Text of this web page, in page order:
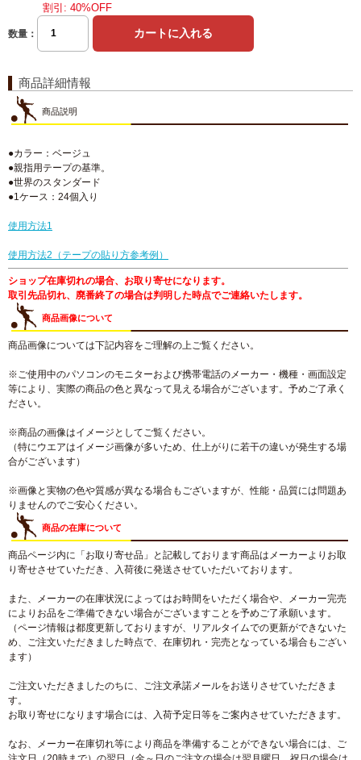
割引: 40%OFF
数量：
商品詳細情報
商品説明
●カラー：ベージュ
●親指用テープの基準。
●世界のスタンダード
●1ケース：24個入り
使用方法1
使用方法2（テープの貼り方参考例）
ショップ在庫切れの場合、お取り寄せになります。
取引先品切れ、廃番終了の場合は判明した時点でご連絡いたします。
商品画像について
商品画像については下記内容をご理解の上ご覧ください。
※ご使用中のパソコンのモニターおよび携帯電話のメーカー・機種・画面設定
等により、実際の商品の色と異なって見える場合がございます。予めご了承く
ださい。
※商品の画像はイメージとしてご覧ください。
（特にウエアはイメージ画像が多いため、仕上がりに若干の違いが発生する場
合がございます）
※画像と実物の色や質感が異なる場合もございますが、性能・品質には問題あ
りませんのでご安心ください。
商品の在庫について
商品ページ内に「お取り寄せ品」と記載しております商品はメーカーよりお取
り寄せさせていただき、入荷後に発送させていただいております。
また、メーカーの在庫状況によってはお時間をいただく場合や、メーカー完売
によりお品をご準備できない場合がございますことを予めご了承願います。
（ページ情報は都度更新しておりますが、リアルタイムでの更新ができないた
め、ご注文いただきました時点で、在庫切れ・完売となっている場合もござい
ます）
ご注文いただきましたのちに、ご注文承諾メールをお送りさせていただきま
す。
お取り寄せになります場合には、入荷予定日等をご案内させていただきます。
なお、メーカー在庫切れ等により商品を準備することができない場合には、ご